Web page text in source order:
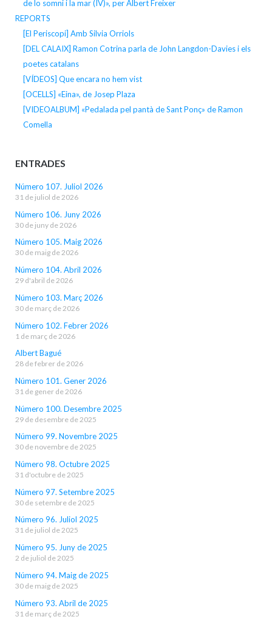
de lo somni i la mar (IV)», per Albert Freixer
REPORTS
[El Periscopi] Amb Silvia Orriols
[DEL CALAIX] Ramon Cotrina parla de John Langdon-Davies i els
poetes catalans
[VÍDEOS] Que encara no hem vist
[OCELLS] «Eina», de Josep Plaza
[VIDEOALBUM] «Pedalada pel pantà de Sant Ponç» de Ramon
Comella
ENTRADES
Número 107. Juliol 2026
31 de juliol de 2026
Número 106. Juny 2026
30 de juny de 2026
Número 105. Maig 2026
30 de maig de 2026
Número 104. Abril 2026
29 d'abril de 2026
Número 103. Març 2026
30 de març de 2026
Número 102. Febrer 2026
1 de març de 2026
Albert Bagué
28 de febrer de 2026
Número 101. Gener 2026
31 de gener de 2026
Número 100. Desembre 2025
29 de desembre de 2025
Número 99. Novembre 2025
30 de novembre de 2025
Número 98. Octubre 2025
31 d'octubre de 2025
Número 97. Setembre 2025
30 de setembre de 2025
Número 96. Juliol 2025
31 de juliol de 2025
Número 95. Juny de 2025
2 de juliol de 2025
Número 94. Maig de 2025
30 de maig de 2025
Número 93. Abril de 2025
31 de març de 2025